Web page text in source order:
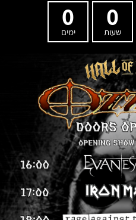
0
שעות
0
ימים